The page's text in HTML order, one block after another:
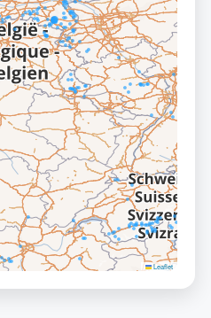
Leaflet